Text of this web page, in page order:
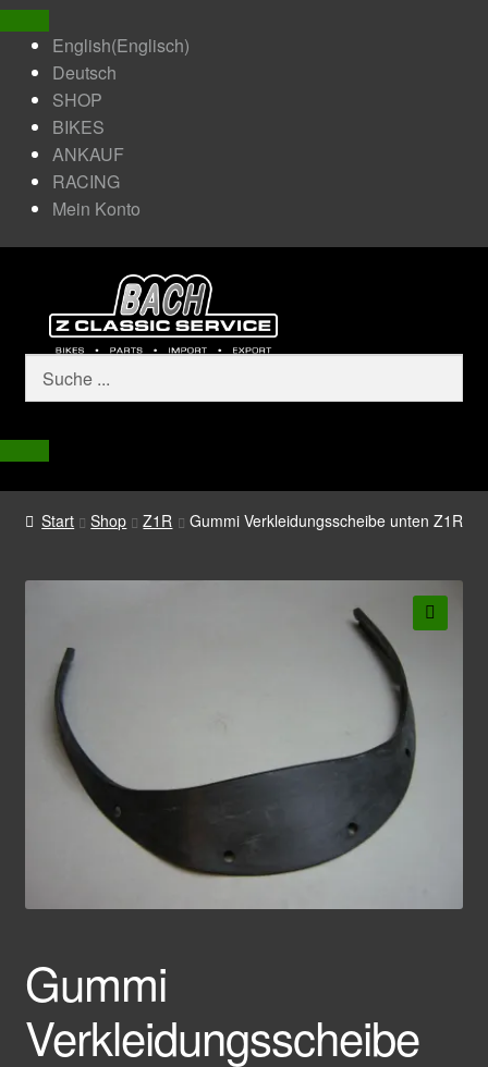
English(Englisch)
Deutsch
SHOP
BIKES
ANKAUF
RACING
Mein Konto
Start Shop Z1R Gummi Verkleidungsscheibe unten Z1R
Gummi
Verkleidungsscheibe